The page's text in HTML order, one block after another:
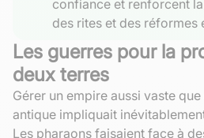
confiance et renforcent
des rites et des réformes
Les guerres pour la
deux terres
Gérer un empire aussi vaste
antique impliquait
Les pharaons faisaient face à